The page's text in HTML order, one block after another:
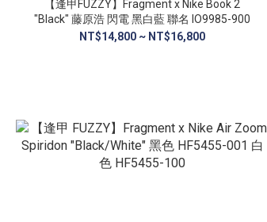
【逢甲FUZZY】Fragment x Nike Book 2
"Black" 藤原浩 閃電 黑白藍 聯名 IO9985-900
NT$14,800 ~ NT$16,800